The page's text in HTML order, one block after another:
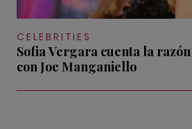
CELEBRITIES
Sofia Vergara cuenta la
con Joe Manganiello